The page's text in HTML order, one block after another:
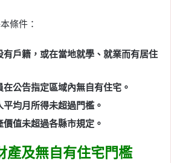
條件：
有戶籍，或在當地就學、就業而有居住
公告指定區域內無自有住宅。
均月所得未超過門檻。
值未超過各縣市規定。
產及無自有住宅門檻